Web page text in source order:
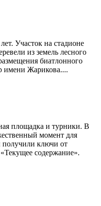
Участок на стадионе
из земель лесного
биатлонного
имени Жарикова....
площадка и турники. В
момент для
получили ключи от
содержание».